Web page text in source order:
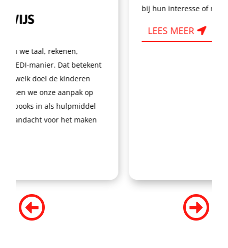
taal, rekenen,
manier. Dat betekent
doel de kinderen
we onze aanpak op
in als hulpmiddel
voor het maken
bij hun interesse of manier
LEES MEER